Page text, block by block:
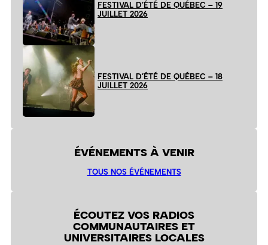
FESTIVAL D’ÉTÉ DE QUÉBEC – 19
JUILLET 2026
FESTIVAL D’ÉTÉ DE QUÉBEC – 18
JUILLET 2026
ÉVÉNEMENTS À VENIR
TOUS NOS ÉVÉNEMENTS
ÉCOUTEZ VOS RADIOS
COMMUNAUTAIRES ET
UNIVERSITAIRES LOCALES